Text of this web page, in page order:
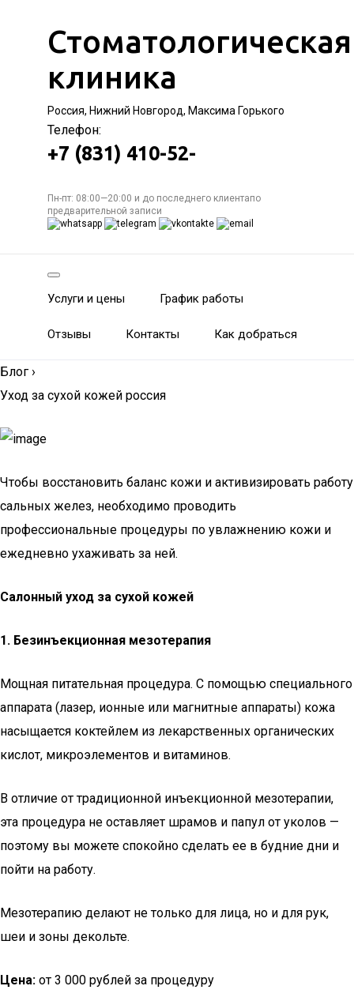
Стоматологическая
клиника
Россия, Нижний Новгород, Максима Горького
Телефон:
+7 (831) 410-52-
Пн-пт: 08:00—20:00 и до последнего клиентапо
предварительной записи
Услуги и цены График работы
Отзывы Контакты Как добраться
Блог ›
Уход за сухой кожей россия
Чтобы восстановить баланс кожи и активизировать работу
сальных желез, необходимо проводить
профессиональные процедуры по увлажнению кожи и
ежедневно ухаживать за ней.
Салонный уход за сухой кожей
1. Безинъекционная мезотерапия
Мощная питательная процедура. С помощью специального
аппарата (лазер, ионные или магнитные аппараты) кожа
насыщается коктейлем из лекарственных органических
кислот, микроэлементов и витаминов.
В отличие от традиционной инъекционной мезотерапии,
эта процедура не оставляет шрамов и папул от уколов —
поэтому вы можете спокойно сделать ее в будние дни и
пойти на работу.
Мезотерапию делают не только для лица, но и для рук,
шеи и зоны декольте.
Цена: от 3 000 рублей за процедуру